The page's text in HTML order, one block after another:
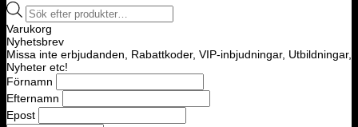
Products
search
Varukorg
Nyhetsbrev
Missa inte erbjudanden, Rabattkoder, VIP-inbjudningar, Utbildningar,
Nyheter etc!
Förnamn
Efternamn
Epost